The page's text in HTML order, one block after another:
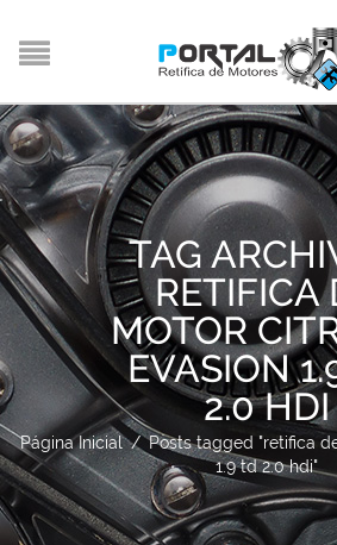
TAG
RETIFICA
MOTOR
EVASION
2.0 HDI
Página Inicial / Posts tagged "retifica
1.9 td 2.0 hdi"